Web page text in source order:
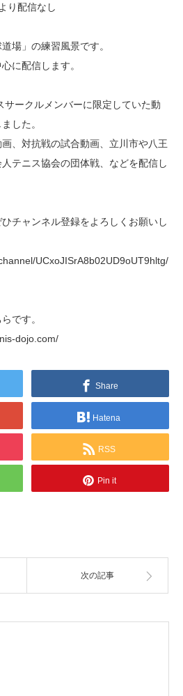
り配信なし
場」の練習風景です。
に配信します。
ークルメンバーに限定していた動
した。
、対抗戦の試合動画、立川市や八王
テニス協会の団体戦、などを配信し
チャンネル登録をよろしくお願いし
UCxoJISrA8b02UD9oUT9hltg/
です。
dojo.com/
Share
Hatena
RSS
Pin it
次の記事